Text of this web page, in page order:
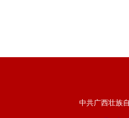
中共广西壮族